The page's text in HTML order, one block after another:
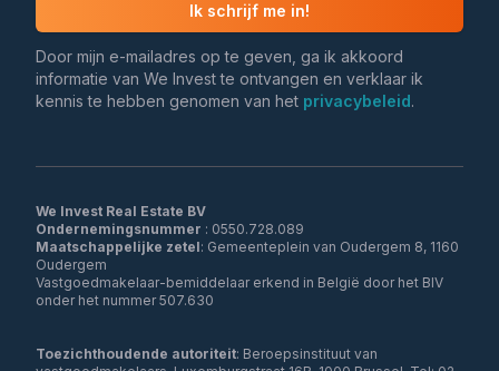
Ik schrijf me in!
Door mijn e-mailadres op te geven, ga ik akkoord
informatie van We Invest te ontvangen en verklaar ik
kennis te hebben genomen van het privacybeleid.
We Invest Real Estate BV
Ondernemingsnummer
Maatschappelijke zetel: Gemeenteplein van Oudergem 8, 1160
Oudergem
Vastgoedmakelaar-bemiddelaar erkend in België door het BIV
onder het nummer 507.630
Toezichthoudende autoriteit: Beroepsinstituut van